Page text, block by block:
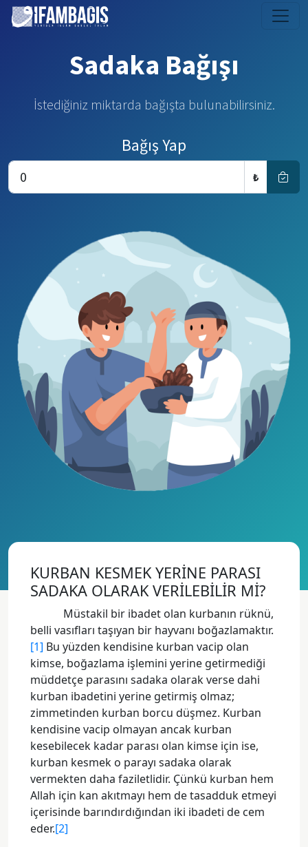
Sadaka Bağışı
İstediğiniz miktarda bağışta bulunabilirsiniz.
Bağış Yap
₺
KURBAN KESMEK YERİNE PARASI
SADAKA OLARAK VERİLEBİLİR Mİ?
Müstakil bir ibadet olan kurbanın rüknü,
belli vasıfları taşıyan bir hayvanı boğazlamaktır.
[1] Bu yüzden kendisine kurban vacip olan
kimse, boğazlama işlemini yerine getirmediği
müddetçe parasını sadaka olarak verse dahi
kurban ibadetini yerine getirmiş olmaz;
zimmetinden kurban borcu düşmez. Kurban
kendisine vacip olmayan ancak kurban
kesebilecek kadar parası olan kimse için ise,
kurban kesmek o parayı sadaka olarak
vermekten daha faziletlidir. Çünkü kurban hem
Allah için kan akıtmayı hem de tasadduk etmeyi
içerisinde barındırdığından iki ibadeti de cem
eder.[2]